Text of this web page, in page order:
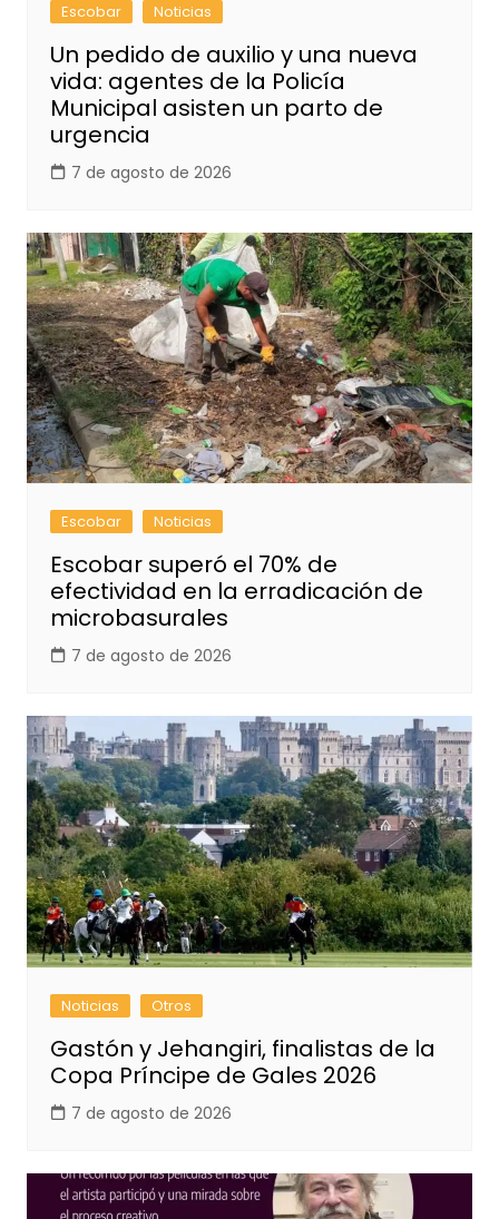
Escobar Noticias
Un pedido de auxilio y una nueva
vida: agentes de la Policía
Municipal asisten un parto de
urgencia
7 de agosto de 2026
Escobar Noticias
Escobar superó el 70% de
efectividad en la erradicación de
microbasurales
7 de agosto de 2026
Noticias Otros
Gastón y Jehangiri, finalistas de la
Copa Príncipe de Gales 2026
7 de agosto de 2026